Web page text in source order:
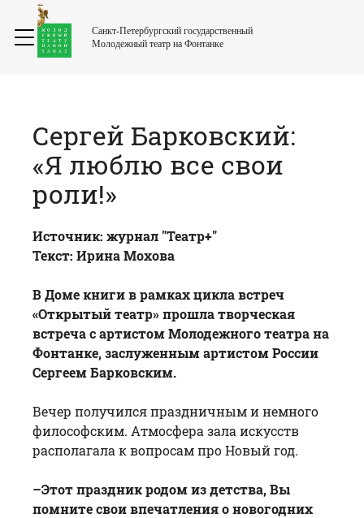
Санкт-Петербургский государственный
Молодежный театр на Фонтанке
Сергей Барковский:
«Я люблю все свои
роли!»
Источник: журнал "Театр+"
Текст: Ирина Мохова
В Доме книги в рамках цикла встреч
«Открытый театр» прошла творческая
встреча с артистом Молодежного театра на
Фонтанке, заслуженным артистом России
Сергеем Барковским.
Вечер получился праздничным и немного
философским. Атмосфера зала искусств
располагала к вопросам про Новый год.
–Этот праздник родом из детства, Вы
помните свои впечатления о новогодних